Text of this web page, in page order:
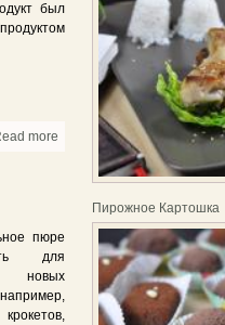
был
more about Как правильно
пюре
для
новых
Пирожное Картошка